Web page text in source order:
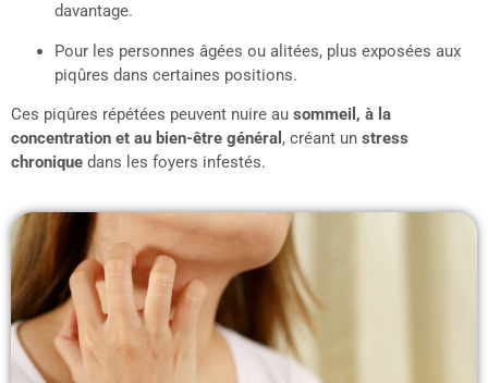
davantage.
Pour les personnes âgées ou alitées, plus exposées aux
piqûres dans certaines positions.
Ces piqûres répétées peuvent nuire au sommeil, à la
concentration et au bien-être général , créant un stress
chronique dans les foyers infestés.